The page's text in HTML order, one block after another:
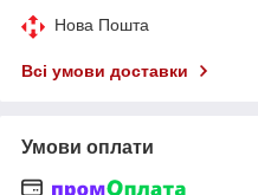
Нова Пошта
Всі умови доставки
Умови оплати